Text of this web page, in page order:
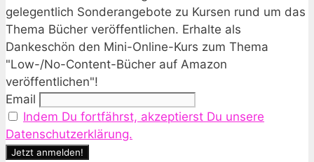
gelegentlich Sonderangebote zu Kursen rund um das
Thema Bücher veröffentlichen. Erhalte als
Dankeschön den Mini-Online-Kurs zum Thema
"Low-/No-Content-Bücher auf Amazon
veröffentlichen"!
Email
Indem Du fortfährst, akzeptierst Du unsere
Datenschutzerklärung.